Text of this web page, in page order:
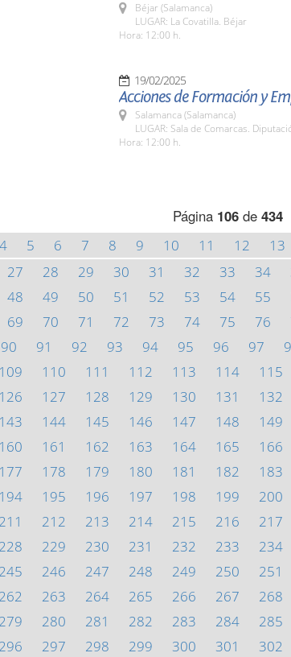
Béjar (Salamanca)
LUGAR: La Covatilla. Béjar
Hora: 12:00 h.
19/02/2025
Acciones de Formación y
Salamanca (Salamanca)
LUGAR: Sala de Comarcas.
Hora: 12:00 h.
Página 106de 434
4 5 6 7 8 9 10 11 12 13
27 28 29 30 31 32 33 34
48 49 50 51 52 53 54 55
69 70 71 72 73 74 75 76
90 91 92 93 94 95 96 97
109 110 111 112 113 114 115
126 127 128 129 130 131 132
143 144 145 146 147 148 149
160 161 162 163 164 165 166
177 178 179 180 181 182 183
194 195 196 197 198 199 200
211 212 213 214 215 216 217
228 229 230 231 232 233 234
245 246 247 248 249 250 251
262 263 264 265 266 267 268
279 280 281 282 283 284 285
296 297 298 299 300 301 302